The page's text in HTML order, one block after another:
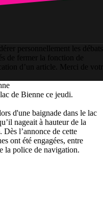
personnellement les débats
de fermer la fonction de
d’un article. Merci de
de Bienne ce jeudi.
d'une baignade dans le lac
nageait à hauteur de la
l’annonce de cette
ont été engagées, entre
la police de navigation.